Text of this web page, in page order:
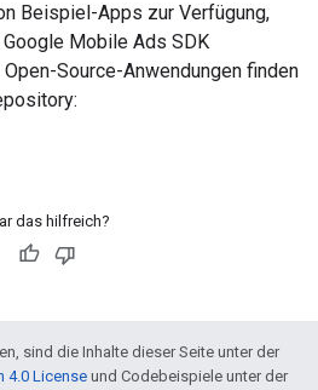
Beispiel-Apps zur Verfügung,
Google Mobile Ads SDK
Source-Anwendungen finden
das hilfreich?
sind die Inhalte dieser Seite unter der
4.0 License und Codebeispiele unter der